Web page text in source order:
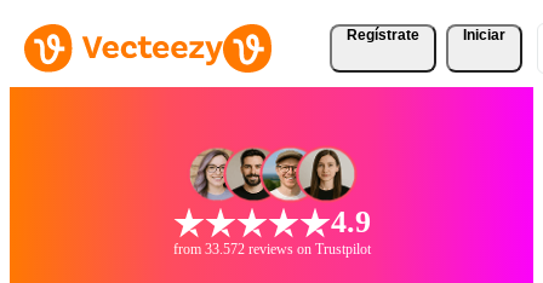
Regístrate Iniciar
4.9
from 33.572 reviews on Trustpilot